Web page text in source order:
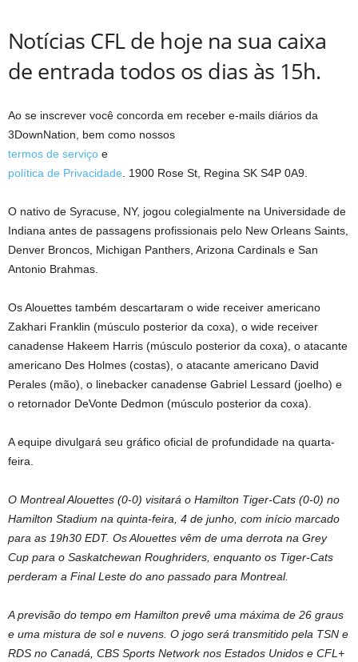
Notícias CFL de hoje na sua caixa
de entrada todos os dias às 15h.
Ao se inscrever você concorda em receber e-mails diários da
3DownNation, bem como nossos
termos de serviço e
política de Privacidade. 1900 Rose St, Regina SK S4P 0A9.
O nativo de Syracuse, NY, jogou colegialmente na Universidade de
Indiana antes de passagens profissionais pelo New Orleans Saints,
Denver Broncos, Michigan Panthers, Arizona Cardinals e San
Antonio Brahmas.
Os Alouettes também descartaram o wide receiver americano
Zakhari Franklin (músculo posterior da coxa), o wide receiver
canadense Hakeem Harris (músculo posterior da coxa), o atacante
americano Des Holmes (costas), o atacante americano David
Perales (mão), o linebacker canadense Gabriel Lessard (joelho) e
o retornador DeVonte Dedmon (músculo posterior da coxa).
A equipe divulgará seu gráfico oficial de profundidade na quarta-
feira.
O Montreal Alouettes (0-0) visitará o Hamilton Tiger-Cats (0-0) no
Hamilton Stadium na quinta-feira, 4 de junho, com início marcado
para as 19h30 EDT. Os Alouettes vêm de uma derrota na Grey
Cup para o Saskatchewan Roughriders, enquanto os Tiger-Cats
perderam a Final Leste do ano passado para Montreal.
A previsão do tempo em Hamilton prevê uma máxima de 26 graus
e uma mistura de sol e nuvens. O jogo será transmitido pela TSN e
RDS no Canadá, CBS Sports Network nos Estados Unidos e CFL+